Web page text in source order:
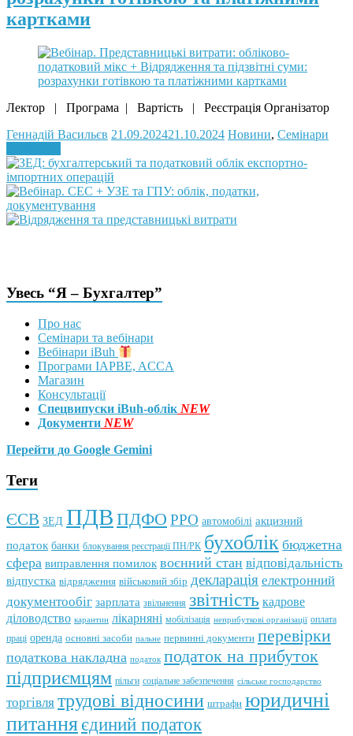
картками
Лектор | Програма | Вартість | Реєстрація Організатор
Геннадій Васильєв 21.09.202421.10.2024 Новини, Семінари
Увесь “Я – Бухгалтер”
Про нас
Семінари та вебінари
Вебінари iBuh
Програми IAPBE, ACCA
Магазин
Консультації
Спецвипуски iBuh-облік NEW
Документи NEW
Перейти до Google Gemini
Теги
ЄСВ ЗЕД ПДВ ПДФО РРО автомобілі акцизний
податок банки блокування реєстрації ПН/РК бухоблік бюджетна
сфера виправлення помилок воєнний стан відповідальність
відпустка відрядження військовий збір декларація електронний
документообіг зарплата звільнення звітність кадрове
діловодство карантин лікарняні мобілізація неприбуткові організації оплата
праці оренда основні засоби пальне первинні документи перевірки
податкова накладна податок податок на прибуток
підприємцям пільги соціальне забезпечення сільське господарство
торгівля трудові відносини штрафи юридичні
питанняєдиний податок